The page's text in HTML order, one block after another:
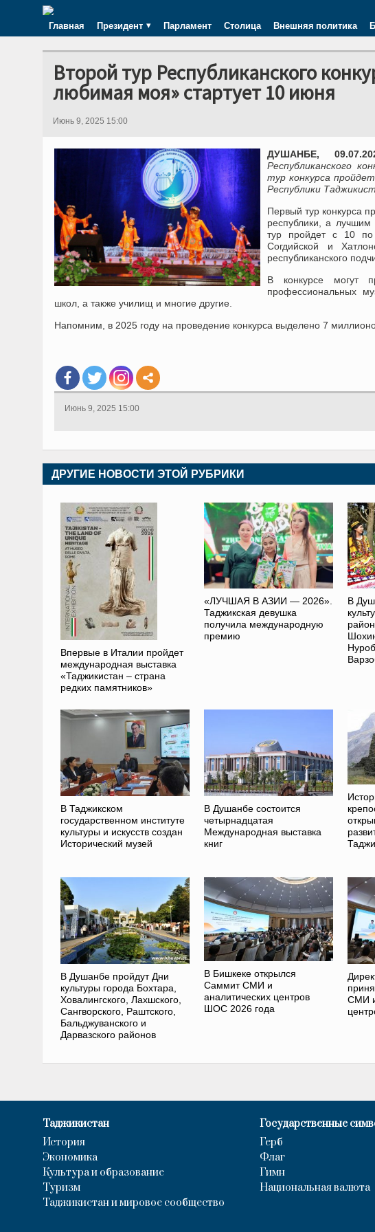
Главная Президент Парламент Столица Внешняя политика
Второй тур Республиканского
любимая моя» стартует 10 июня
Июнь 9, 2025 15:00
ДУШАНБЕ,
Республиканского
тур конкурса
Республики
Первый тур конкурса
республики, а лучшим
тур пройдет с 10 по
Согдийской и
республиканского
В конкурсе могут
профессиональных
школ, а также училищ и многие другие.
Напомним, в 2025 году на проведение конкурса выделено 7
Июнь 9, 2025 15:00
ДРУГИЕ НОВОСТИ ЭТОЙ РУБРИКИ
Впервые в Италии пройдет
международная выставка
«Таджикистан – страна
редких памятников»
«ЛУЧШАЯ В АЗИИ — 2026».
Таджикская девушка
получила международную
премию
В
В Таджикском
государственном институте
культуры и искусств создан
Исторический музей
В Душанбе состоится
четырнадцатая
Международная выставка
книг
В Душанбе пройдут Дни
культуры города Бохтара,
Ховалингского, Лахшского,
Сангворского, Раштского,
Бальджуванского и
Дарвазского районов
В Бишкеке открылся
Саммит СМИ и
аналитических центров
ШОС 2026 года
СМИ и
Таджикистан
История
Экономика
Культура и образование
Туризм
Таджикистан и мировое сообщество
Государственные
Герб
Флаг
Гимн
Национальная валюта